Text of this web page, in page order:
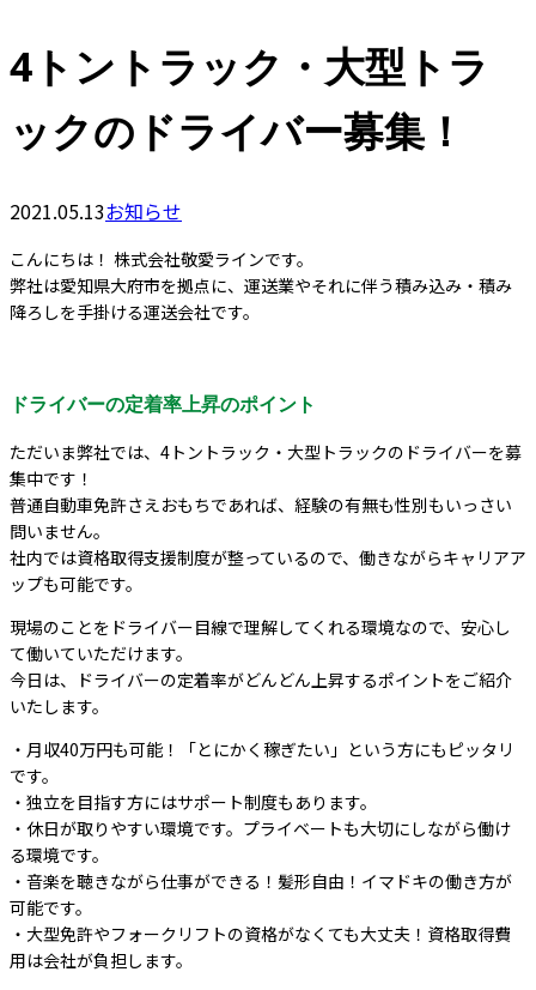
4トントラック・大型トラ
ックのドライバー募集！
2021.05.13お知らせ
こんにちは！ 株式会社敬愛ラインです。
弊社は愛知県大府市を拠点に、運送業やそれに伴う積み込み・積み
降ろしを手掛ける運送会社です。
ドライバーの定着率上昇のポイント
ただいま弊社では、4トントラック・大型トラックのドライバーを募
集中です！
普通自動車免許さえおもちであれば、経験の有無も性別もいっさい
問いません。
社内では資格取得支援制度が整っているので、働きながらキャリアア
ップも可能です。
現場のことをドライバー目線で理解してくれる環境なので、安心し
て働いていただけます。
今日は、ドライバーの定着率がどんどん上昇するポイントをご紹介
いたします。
・月収40万円も可能！「とにかく稼ぎたい」という方にもピッタリ
です。
・独立を目指す方にはサポート制度もあります。
・休日が取りやすい環境です。プライベートも大切にしながら働け
る環境です。
・音楽を聴きながら仕事ができる！髪形自由！イマドキの働き方が
可能です。
・大型免許やフォークリフトの資格がなくても大丈夫！資格取得費
用は会社が負担します。